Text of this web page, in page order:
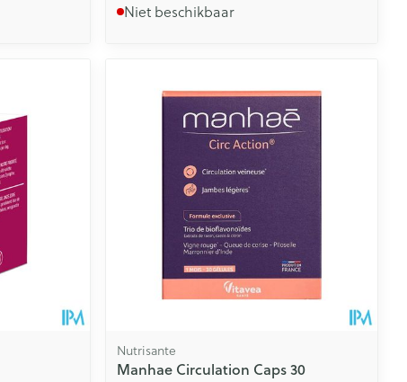
Niet beschikbaar
Nutrisante
Manhae Circulation Caps 30